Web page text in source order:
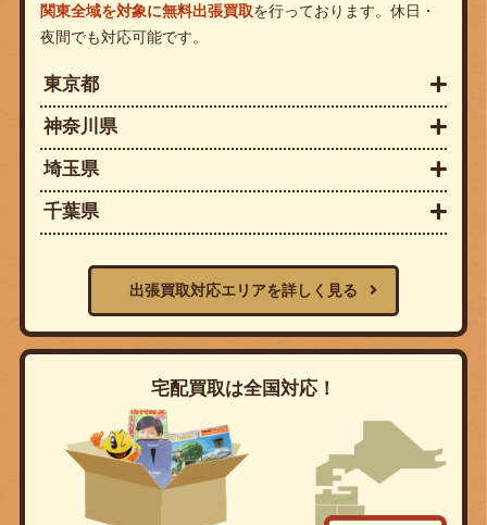
関東全域を対象に無料出張買取を行っております。休日・
夜間でも対応可能です。
東京都
神奈川県
埼玉県
千葉県
出張買取対応エリアを詳しく見る
宅配買取は全国対応！